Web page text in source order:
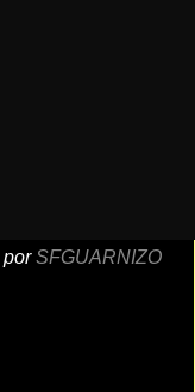
porSFGUARNIZO